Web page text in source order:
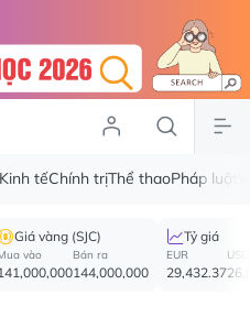
Kinh tếChính trịThể thaoPháp luật
Giá vàng (SJC)
vào Bán ra
144,000,000
Tỷ giá
EUR
29,432.37
USD